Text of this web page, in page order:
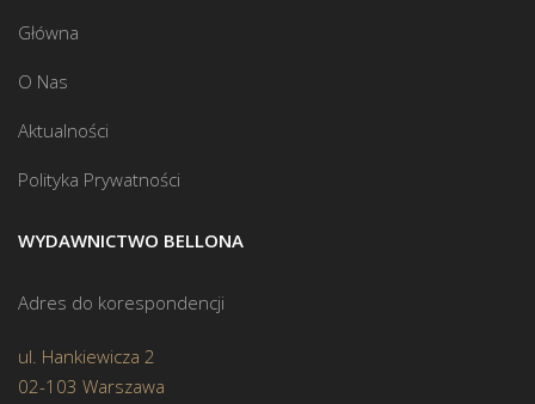
Główna
O Nas
Aktualności
Polityka Prywatności
WYDAWNICTWO BELLONA
Adres do korespondencji
ul. Hankiewicza 2
02-103 Warszawa